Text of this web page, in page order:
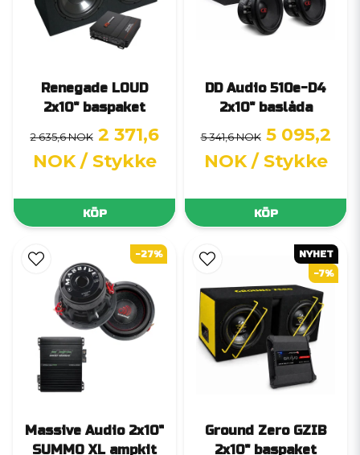
Renegade LOUD
2x10" baspaket
2 635,6 NOK 2 371,6
NOK / Stykke
KÖP
DD Audio 510e-D4
2x10" baslåda
5 341,6 NOK 5 095,2
NOK / Stykke
KÖP
Massive Audio 2x10"
SUMMO XL ampkit
-27%
Ground Zero GZIB
2x10" baspaket
NYHET
-7%